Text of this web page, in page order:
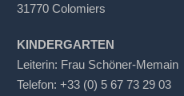
31770 Colomiers
KINDERGARTEN
Leiterin: Frau Schöner-Memain
Telefon: +33 (0) 5 67 73 29 03